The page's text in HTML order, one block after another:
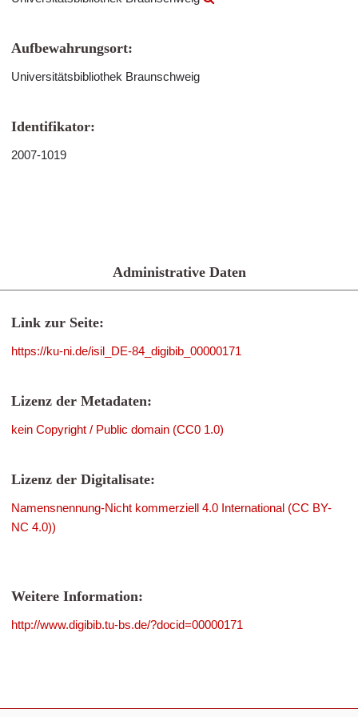
Aufbewahrungsort:
Universitätsbibliothek Braunschweig
Identifikator:
2007-1019
Administrative Daten
Link zur Seite:
https://ku-ni.de/isil_DE-84_digibib_00000171
Lizenz der Metadaten:
kein Copyright / Public domain (CC0 1.0)
Lizenz der Digitalisate:
Namensnennung-Nicht kommerziell 4.0 International (CC BY-
NC 4.0))
Weitere Information:
http://www.digibib.tu-bs.de/?docid=00000171